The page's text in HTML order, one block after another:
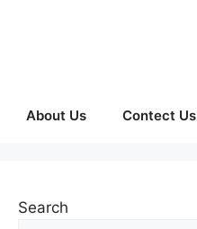
About Us Contect Us
Search